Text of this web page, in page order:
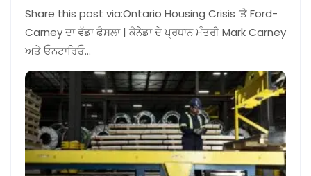
Share this post via:Ontario Housing Crisis ‘ਤੇ Ford-
Carney ਦਾ ਵੱਡਾ ਫੈਸਲਾ | ਕੈਨੇਡਾ ਦੇ ਪ੍ਰਧਾਨ ਮੰਤਰੀ Mark Carney
ਅਤੇ ਓਨਟਾਰਿਓ…